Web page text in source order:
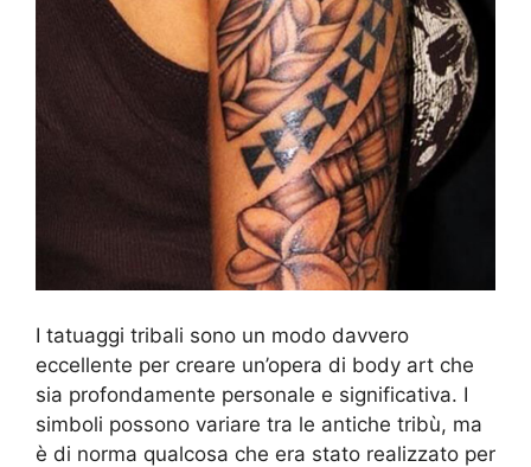
I tatuaggi tribali sono un modo davvero
eccellente per creare un’opera di body art che
sia profondamente personale e significativa. I
simboli possono variare tra le antiche tribù, ma
è di norma qualcosa che era stato realizzato per